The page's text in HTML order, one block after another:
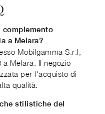
complemento
a Melara?
Mobilgamma S.r.l,
a Melara. Il negozio
per l'acquisto di
qualità.
stilistiche del